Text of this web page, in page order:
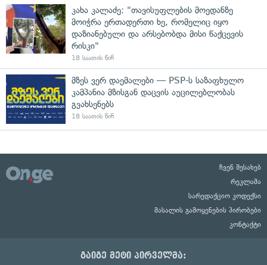
კახა კალაძე: "თავისუფლების მოედანზე
მოიჭრა ერთადერთი ხე, რომელიც იყო
დაზიანებული და არსებობდა მისი წაქცევის
რისკი"
18 საათის წინ
მზეს ვერ დაემალები — PSP-ს საზაფხულო
კამპანია მზისგან დაცვის აუცილებლობას
გვახსენებს
18 საათის წინ
ჩვენ შესახებ
რეკლამა
სარედაქციო კოდექსი
მასალის გამოყენების პირობები
კონტაქტი
გაიგე მეტი პირველმა: